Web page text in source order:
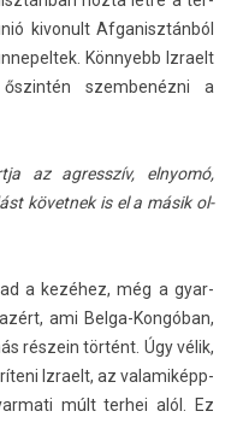
kivonult Af­ganisztán­ból
Kön­nyebb Iz­raelt
szem­benéz­ni a
az ag­resszív, el­nyomó,
követ­nek is el a másik ol­
a kezéhez, még a gyar­
ami Belga-Kongóban,
részein történt. Úgy vélik,
Iz­raelt, az valamiképp­
múlt ter­hei alól. Ez